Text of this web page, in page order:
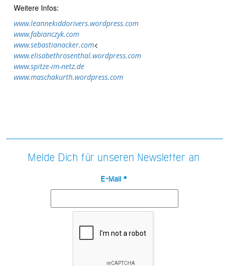
Weitere Infos:
www.leannekiddorivers.wordpress.com
www.fabianczyk.com
www.sebastianacker.com<
www.elisabethrosenthal.wordpress.com
www.spitze-im-netz.de
www.maschakurth.wordpress.com
Melde Dich für unseren Newsletter an
E-Mail*